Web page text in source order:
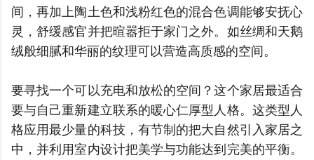
间，再加上陶土色和浅粉红色的混合色调能够安抚心
灵，舒缓感官并把暄嚣拒于家门之外。如丝绸和天鹅
绒般细腻和华丽的纹理可以营造高质感的空间。
要寻找一个可以充电和放松的空间？这个家居最适合
要与自己重新建立联系的暖心仁厚型人格。这类型人
格应用最少量的科技，有节制的把大自然引入家居之
中，并利用室内设计把美学与功能达到完美的平衡。